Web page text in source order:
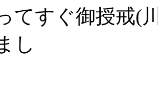
てすぐ御授戒(
し